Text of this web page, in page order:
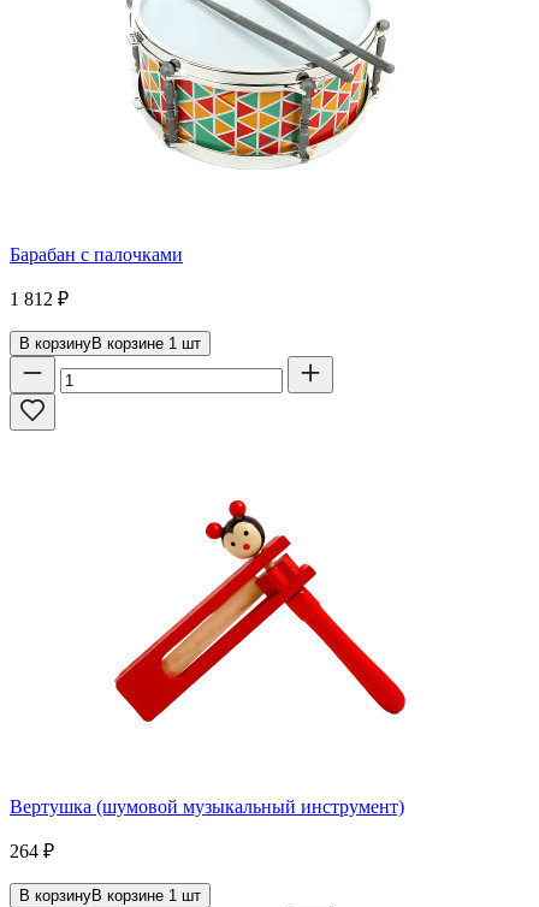
Барабан с палочками
1 812 ₽
В корзинуВ корзине 1 шт
Вертушка (шумовой музыкальный инструмент)
264 ₽
В корзинуВ корзине 1 шт